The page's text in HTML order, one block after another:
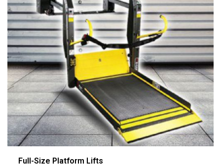
Full-Size Platform Lifts